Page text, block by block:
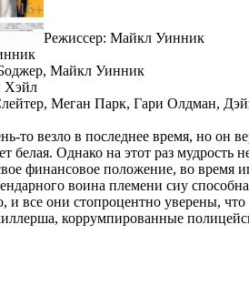
Режиссер: Майкл Уинник
Майкл Уинник
Хэйл
Меган Парк, Гари Олдман,
то везло в последнее время, но он
белая. Однако на этот раз
финансовое положение, во время
воина племени сиу
и все они стопроцентно уверены,
коррумпированные